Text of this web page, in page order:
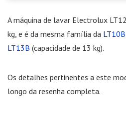
A máquina de lavar Electrolux
kg, e é da mesma família da LT10B
LT13B (capacidade de 13 kg).
Os detalhes pertinentes a este
longo da resenha completa.